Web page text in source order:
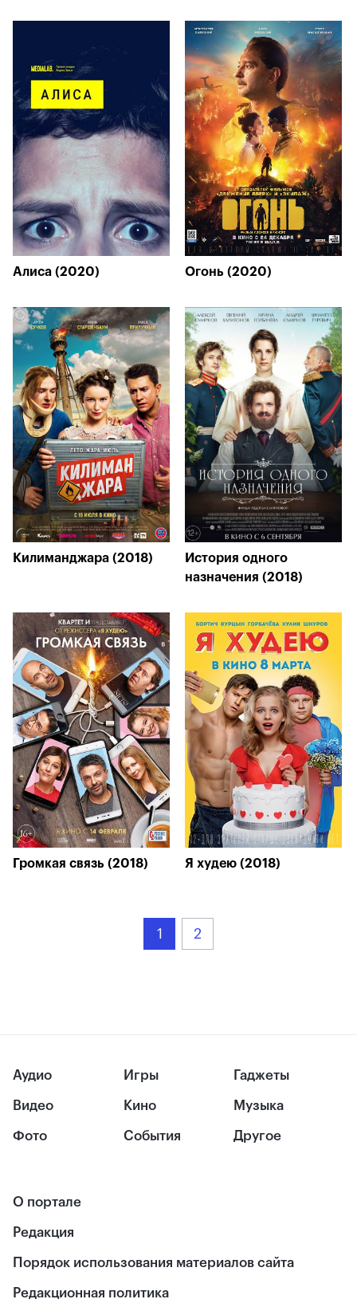
Алиса (2020) Огонь (2020)
Килиманджара (2018)
История одного
назначения (2018)
Громкая связь (2018) Я худею (2018)
1 2
Аудио
Видео
Фото
Игры
Кино
События
Гаджеты
Музыка
Другое
О портале
Редакция
Порядок использования материалов сайта
Редакционная политика